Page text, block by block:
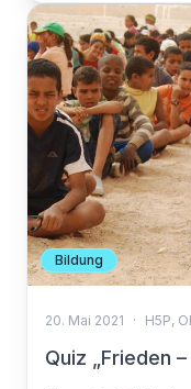
Bildung
20. Mai 2021 · H5P,
Quiz „Frieden